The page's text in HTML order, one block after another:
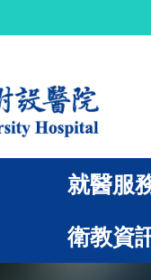
就醫服
衛教資